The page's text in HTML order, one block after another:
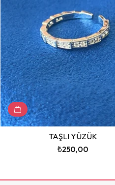
TAŞLI YÜZÜK
₺250,00